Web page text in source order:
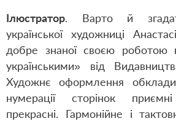
Ілюстратор. Варто й
української художниці
добре знаної своєю роботою
українськими» від
Художнє оформлення
нумерації сторінок
прекрасні. Гармонійне і